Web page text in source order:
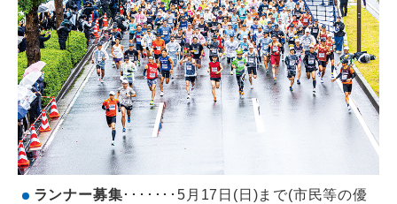
ランナー募集･･･････5月17日(日)まで(市民等の優